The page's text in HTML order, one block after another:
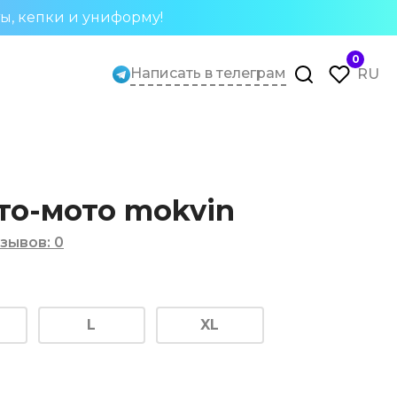
кепки и униформу!
Написать в телеграм
0
RU
мото mokvin
: 0
L XL